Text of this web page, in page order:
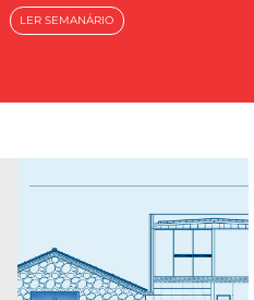
LER SEMANÁRIO